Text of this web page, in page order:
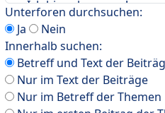
Unterforen durchsuchen:
Ja
Nein
Innerhalb suchen:
Betreff und Text der
Nur im Text der Beiträge
Nur im Betreff der Themen